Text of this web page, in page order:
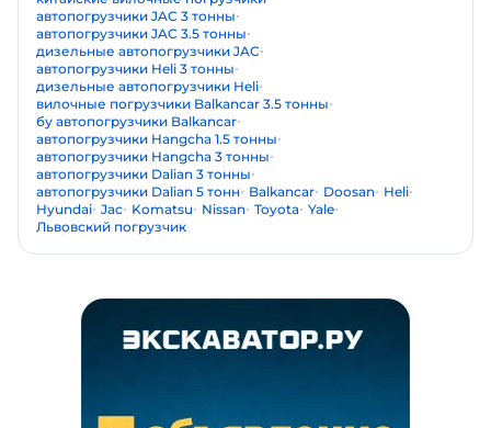
автопогрузчики JAC 3 тонны
автопогрузчики JAC 3.5 тонны
дизельные автопогрузчики JAC
автопогрузчики Heli 3 тонны
дизельные автопогрузчики Heli
вилочные погрузчики Balkancar 3.5 тонны
бу автопогрузчики Balkancar
автопогрузчики Hangcha 1.5 тонны
автопогрузчики Hangcha 3 тонны
автопогрузчики Dalian 3 тонны
автопогрузчики Dalian 5 тонн
Balkancar Doosan Heli
Hyundai Jac Komatsu Nissan Toyota Yale
Львовский погрузчик